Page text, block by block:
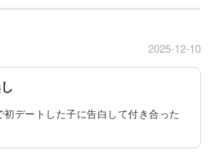
2025-12-10
初デートした子に告白して付き合った